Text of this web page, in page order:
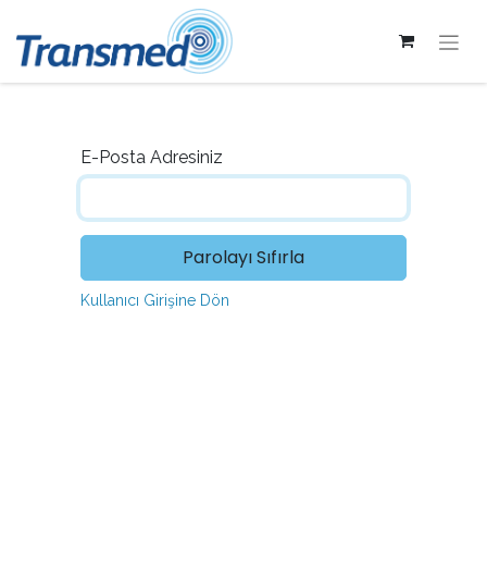
E-Posta Adresiniz
Parolayı Sıfırla
Kullanıcı Girişine Dön